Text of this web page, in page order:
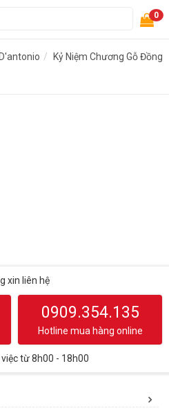
0
Kỷ Niệm Chương Gỗ Đồng
xin liên hệ
0909.354.135
Hotline mua hàng online
từ 8h00 - 18h00